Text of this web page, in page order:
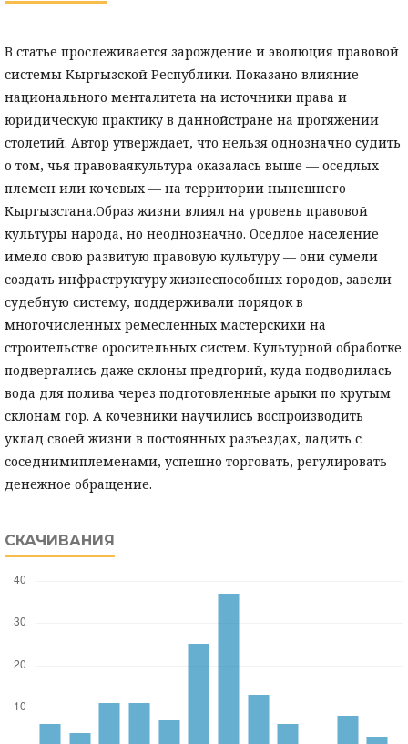
В статье прослеживается зарождение и эволюция правовой
системы Кыргызской Республики. Показано влияние
национального менталитета на источники права и
юридическую практику в даннойстране на протяжении
столетий. Автор утверждает, что нельзя однозначно судить
о том, чья правоваякультура оказалась выше — оседлых
племен или кочевых — на территории нынешнего
Кыргызстана.Образ жизни влиял на уровень правовой
культуры народа, но неоднозначно. Оседлое население
имело свою развитую правовую культуру — они сумели
создать инфраструктуру жизнеспособных городов, завели
судебную систему, поддерживали порядок в
многочисленных ремесленных мастерскихи на
строительстве оросительных систем. Культурной обработке
подвергались даже склоны предгорий, куда подводилась
вода для полива через подготовленные арыки по крутым
склонам гор. А кочевники научились воспроизводить
уклад своей жизни в постоянных разъездах, ладить с
соседнимиплеменами, успешно торговать, регулировать
денежное обращение.
СКАЧИВАНИЯ